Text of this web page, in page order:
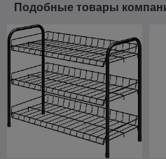
Подобные товары